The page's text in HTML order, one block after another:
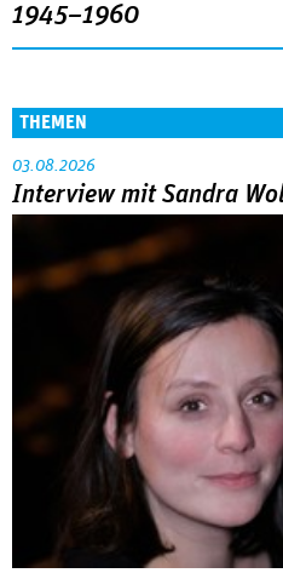
1945–1960
THEMEN
03.08.2026
Interview mit Sandra